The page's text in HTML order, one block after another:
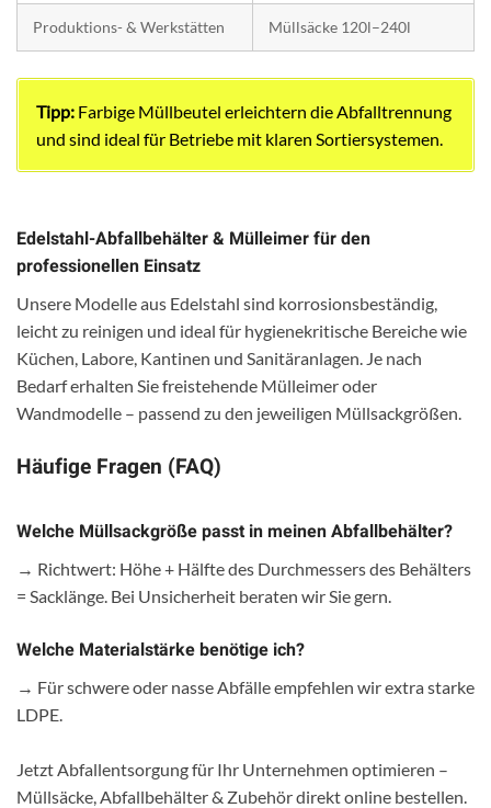
Produktions- & Werkstätten Müllsäcke 120l–240l
Tipp: Farbige Müllbeutel erleichtern die Abfalltrennung
und sind ideal für Betriebe mit klaren Sortiersystemen.
Edelstahl-Abfallbehälter & Mülleimer für den
professionellen Einsatz
Unsere Modelle aus Edelstahl sind korrosionsbeständig,
leicht zu reinigen und ideal für hygienekritische Bereiche wie
Küchen, Labore, Kantinen und Sanitäranlagen. Je nach
Bedarf erhalten Sie freistehende Mülleimer oder
Wandmodelle – passend zu den jeweiligen Müllsackgrößen.
Häufige Fragen (FAQ)
Welche Müllsackgröße passt in meinen Abfallbehälter?
→ Richtwert: Höhe + Hälfte des Durchmessers des Behälters
= Sacklänge. Bei Unsicherheit beraten wir Sie gern.
Welche Materialstärke benötige ich?
→ Für schwere oder nasse Abfälle empfehlen wir extra starke
LDPE.
Jetzt Abfallentsorgung für Ihr Unternehmen optimieren –
Müllsäcke, Abfallbehälter & Zubehör direkt online bestellen.